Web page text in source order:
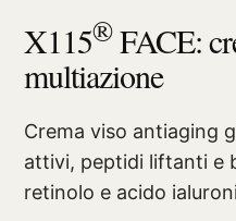
X115®FACE:
multiazione
Crema viso antiaging
attivi, peptidi liftanti e
retinolo e acido